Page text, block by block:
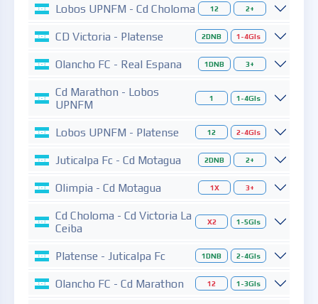
Lobos UPNFM - Cd Choloma 12 2+
CD Victoria - Platense 2DNB 1-4Gls
Olancho FC - Real Espana 1DNB 3+
Cd Marathon - Lobos
UPNFM
1 1-4Gls
Lobos UPNFM - Platense 12 2-4Gls
Juticalpa Fc - Cd Motagua 2DNB 2+
Olimpia - Cd Motagua 1X 3+
Cd Choloma - Cd Victoria La
Ceiba
X2 1-5Gls
Platense - Juticalpa Fc 1DNB 2-4Gls
Olancho FC - Cd Marathon 12 1-3Gls